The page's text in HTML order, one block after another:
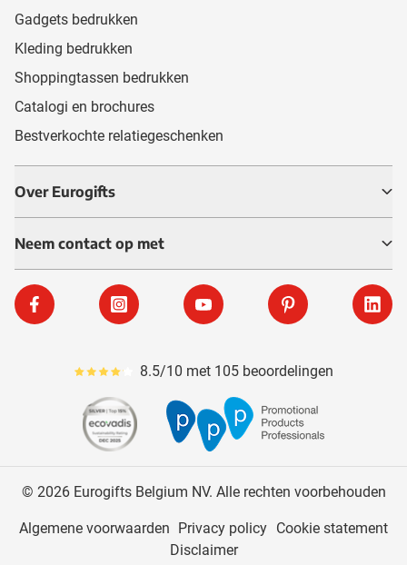
Gadgets bedrukken
Kleding bedrukken
Shoppingtassen bedrukken
Catalogi en brochures
Bestverkochte relatiegeschenken
Over Eurogifts
Neem contact op met
Facebook Instagram YouTube Pinterest
Gemiddeld reviewpercentage is 85
8.5/10 met 105 beoordelingen
© 2026 Eurogifts Belgium NV. Alle rechten voorbehouden
Algemene voorwaarden Privacy policy Cookie statement
Disclaimer